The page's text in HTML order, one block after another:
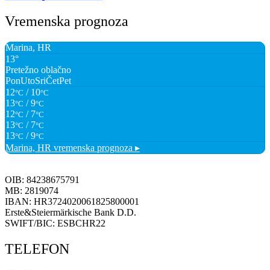
Vremenska prognoza
Marina, HR
13°
Pretežno oblačno
PonUtoSriČetPet
12°C / 10°C
13°C / 9°C
12°C / 7°C
13°C / 7°C
13°C / 9°C
Marina, HR vremenska prognoza ▸
OIB: 84238675791
MB: 2819074
IBAN: HR3724020061825800001
Erste&Steiermärkische Bank D.D.
SWIFT/BIC: ESBCHR22
TELEFON